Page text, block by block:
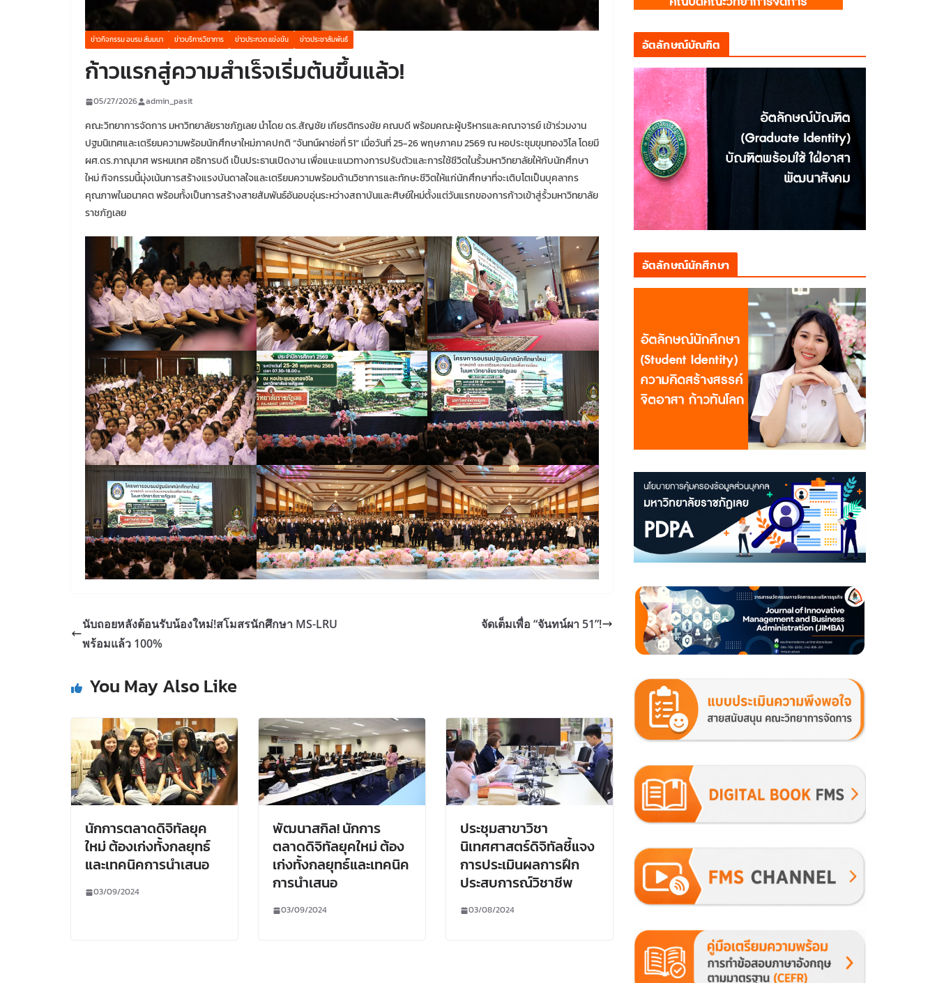
ข่าวกิจกรรม อบรม สัมมนา ข่าวบริการวิชาการ ข่าวประกวด แข่งขัน ข่าวประชาสัมพันธ์
ก้าวแรกสู่ความสำเร็จเริ่มต้นขึ้นแล้ว!
05/27/2026 admin_pasit
คณะวิทยาการจัดการ มหาวิทยาลัยราชภัฏเลย นำโดย ดร.สัญชัย เกียรติทรงชัย คณบดี พร้อมคณะผู้บริหารและคณาจารย์ เข้าร่วมงาน
ปฐมนิเทศและเตรียมความพร้อมนักศึกษาใหม่ภาคปกติ “จันทน์ผาช่อที่ 51” เมื่อวันที่ 25-26 พฤษภาคม 2569 ณ หอประชุมขุมทองวิไล โดยมี
ผศ.ดร.ภาณุมาศ พรหมเทศ อธิการบดี เป็นประธานเปิดงาน เพื่อแนะแนวทางการปรับตัวและการใช้ชีวิตในรั้วมหาวิทยาลัยให้กับนักศึกษา
ใหม่ กิจกรรมนี้มุ่งเน้นการสร้างแรงบันดาลใจและเตรียมความพร้อมด้านวิชาการและทักษะชีวิตให้แก่นักศึกษาที่จะเติบโตเป็นบุคลากร
คุณภาพในอนาคต พร้อมทั้งเป็นการสร้างสายสัมพันธ์อันอบอุ่นระหว่างสถาบันและศิษย์ใหม่ตั้งแต่วันแรกของการก้าวเข้าสู่รั้วมหาวิทยาลัย
ราชภัฏเลย
นับถอยหลังต้อนรับน้องใหม่!สโมสรนักศึกษา MS-LRU
พร้อมแล้ว 100%
จัดเต็มเพื่อ “จันทน์ผา 51”!
You May Also Like
นักการตลาดดิจิทัลยุค
ใหม่ ต้องเก่งทั้งกลยุทธ์
และเทคนิคการนำเสนอ
03/09/2024
พัฒนาสกิล! นักการ
ตลาดดิจิทัลยุคใหม่ ต้อง
เก่งทั้งกลยุทธ์และเทคนิค
การนำเสนอ
03/09/2024
ประชุมสาขาวิชา
นิเทศศาสตร์ดิจิทัลชี้แจง
การประเมินผลการฝึก
ประสบการณ์วิชาชีพ
03/08/2024
อัตลักษณ์บัณฑิต
อัตลักษณ์นักศึกษา